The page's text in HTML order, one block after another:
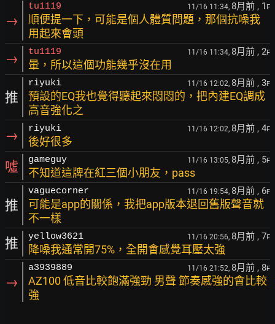
→
tu1119 11/16 11:34, 8月前 , 1 F
順便提一下，可能是個人體質問題，那個抗噪我
用起來會頭
→ tu1119 11/16 11:34, 8月前 , 2F
暈，所以這個功能幾乎沒在用
推
riyuki 11/16 12:02, 8月前 , 3F
預設的EQ我也覺得聽起來悶悶的，把內建EQ調成
高音強化之
→ riyuki 11/16 12:02, 8月前 , 4F
後好很多
噓 gameguy 11/16 13:05, 8月前 , 5F
不知道這牌在紅三個小朋友，pass
推
vaguecorner 11/16 19:54, 8月前 , 6F
可能是app的關係，我把app版本退回舊版聲音就
不一樣
推 yellow3621 11/16 20:56, 8月前 , 7F
降噪我通常開75%，全開會感覺耳壓太強
→
a3939889 11/16 21:52, 8月前 , 8F
AZ100 低音比較飽滿強勁 男聲 節奏感強的會比較
強